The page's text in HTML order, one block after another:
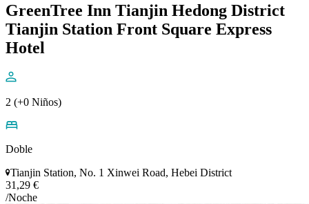
GreenTree Inn Tianjin Hedong District
Tianjin Station Front Square Express
Hotel
2 (+0 Niños)
Doble
Tianjin Station, No. 1 Xinwei Road, Hebei District
31,29 €
/Noche